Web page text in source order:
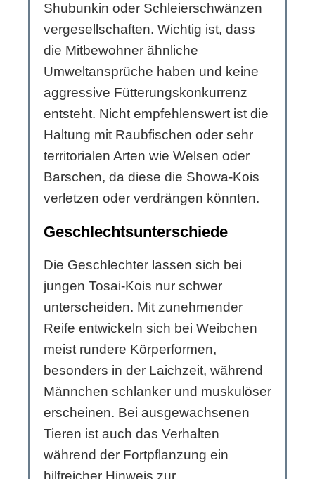
Shubunkin oder Schleierschwänzen
vergesellschaften. Wichtig ist, dass
die Mitbewohner ähnliche
Umweltansprüche haben und keine
aggressive Fütterungskonkurrenz
entsteht. Nicht empfehlenswert ist die
Haltung mit Raubfischen oder sehr
territorialen Arten wie Welsen oder
Barschen, da diese die Showa-Kois
verletzen oder verdrängen könnten.
Geschlechtsunterschiede
Die Geschlechter lassen sich bei
jungen Tosai-Kois nur schwer
unterscheiden. Mit zunehmender
Reife entwickeln sich bei Weibchen
meist rundere Körperformen,
besonders in der Laichzeit, während
Männchen schlanker und muskulöser
erscheinen. Bei ausgewachsenen
Tieren ist auch das Verhalten
während der Fortpflanzung ein
hilfreicher Hinweis zur